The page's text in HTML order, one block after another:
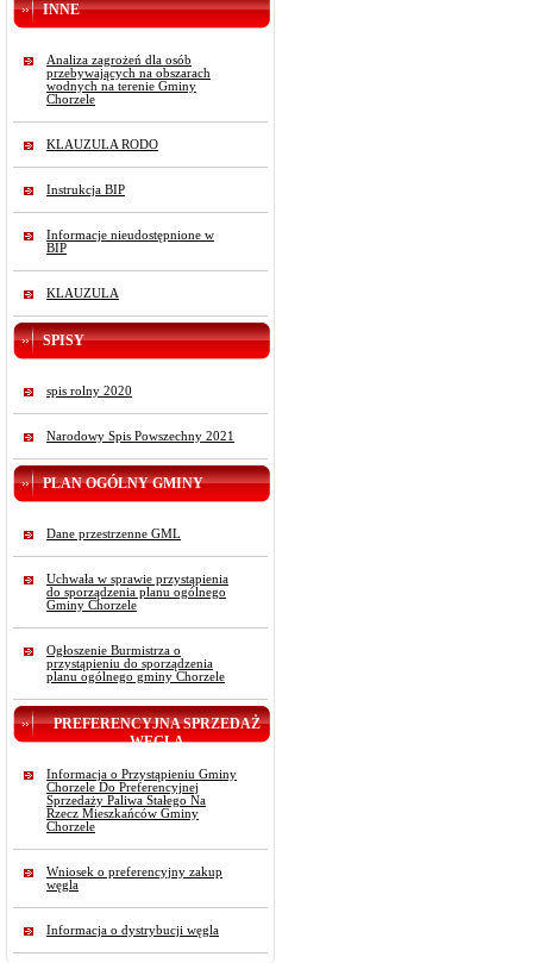
INNE
Analiza zagrożeń dla osób
przebywających na obszarach
wodnych na terenie Gminy
Chorzele
KLAUZULA RODO
Instrukcja BIP
Informacje nieudostępnione w
BIP
KLAUZULA
SPISY
spis rolny 2020
Narodowy Spis Powszechny 2021
PLAN OGÓLNY GMINY
Dane przestrzenne GML
Uchwała w sprawie przystąpienia
do sporządzenia planu ogólnego
Gminy Chorzele
Ogłoszenie Burmistrza o
przystąpieniu do sporządzenia
planu ogólnego gminy Chorzele
PREFERENCYJNA SPRZEDAŻ
WĘGLA
Informacja o Przystąpieniu Gminy
Chorzele Do Preferencyjnej
Sprzedaży Paliwa Stałego Na
Rzecz Mieszkańców Gminy
Chorzele
Wniosek o preferencyjny zakup
węgla
Informacja o dystrybucji węgla